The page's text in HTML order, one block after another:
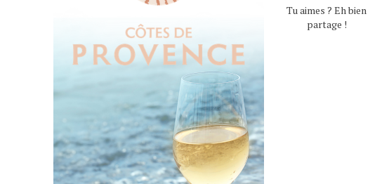
Tu aimes ? Eh bien
partage !